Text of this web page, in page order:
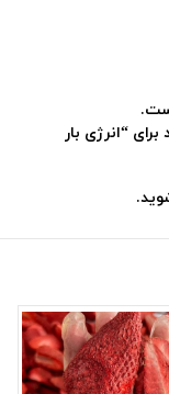
“انرژی بار